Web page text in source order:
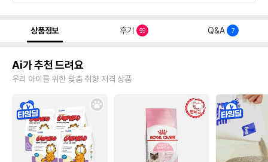
상품정보 후기 59 Q&A 7
Ai가 추천 드려요
우리 아이를 위한 맞춤 취향 저격 상품